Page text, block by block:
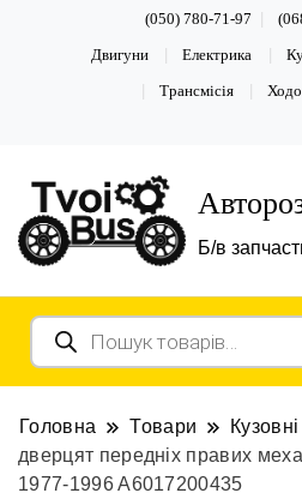
(050) 780-71-97
Двигуни Електрика
Трансмісія
Б/в
Пошук
товарів
Головна Товари
дверцят передніх правих
1977-1996 A6017200435